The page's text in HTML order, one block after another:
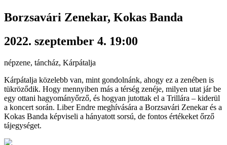
Borzsavári Zenekar, Kokas Banda
2022. szeptember 4. 19:00
népzene, táncház, Kárpátalja
Kárpátalja közelebb van, mint gondolnánk, ahogy ez a zenében is
tükröződik. Hogy mennyiben más a térség zenéje, milyen utat jár be
egy ottani hagyományőrző, és hogyan jutottak el a Trillára – kiderül
a koncert során. Liber Endre meghívására a Borzsavári Zenekar és a
Kokas Banda képviseli a hányatott sorsú, de fontos értékeket őrző
tájegységet.